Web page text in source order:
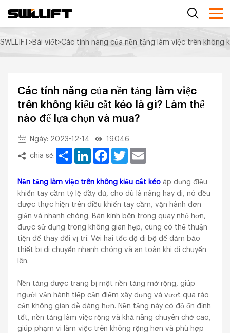
SWLLIFT>Bài viết>Các tính năng của nền tảng làm việc trên không
Các tính năng của nền tảng làm việc
trên không kiểu cắt kéo là gì? Làm thế
nào để lựa chọn và mua?
Ngày: 2023-12-14 19.046
chia sẻ:
Share LinkedInFacebook
Twitter
Nền tảng làm việc trên không kiểu cắt kéo áp dụng điều
khiển tay cầm tỷ lệ đầy đủ, cho dù là nâng hay đi, nó đều
được thực hiện trên điều khiển tay cầm, vận hành đơn
giản và nhanh chóng. Bán kính bên trong quay nhỏ hơn,
được sử dụng trong không gian hẹp, cũng có thể thuận
tiện để thay đổi vị trí. Với hai tốc độ đi bộ để đảm bảo
thiết bị di chuyển nhanh chóng và an toàn khi di chuyển
lên.
Nền tảng được trang bị một nền tảng mở rộng, giúp
người vận hành tiếp cận điểm xây dựng và vượt qua rào
cản không gian dễ dàng hơn. Nền tảng này có độ ổn định
tốt, nền tảng làm việc rộng và khả năng chuyên chở cao,
giúp phạm vi làm việc trên không rộng hơn và phù hợp